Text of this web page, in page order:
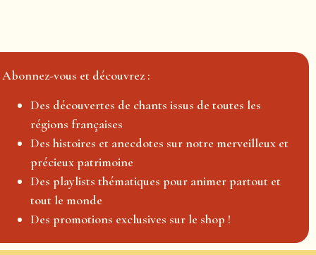
Abonnez-vous et découvrez :
Des découvertes de chants issus de toutes les
régions françaises
Des histoires et anecdotes sur notre merveilleux et
précieux patrimoine
Des playlists thématiques pour animer partout et
tout le monde
Des promotions exclusives sur le shop !